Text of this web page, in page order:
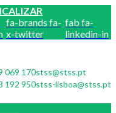
fa-brands fa-
x-twitter
fab fa-
linkedin-in
069 170
192 950
stss@stss.pt
stss-lisboa@stss.pt